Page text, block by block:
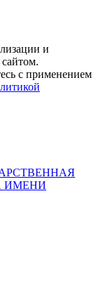
и
с применением
ИМЕНИ